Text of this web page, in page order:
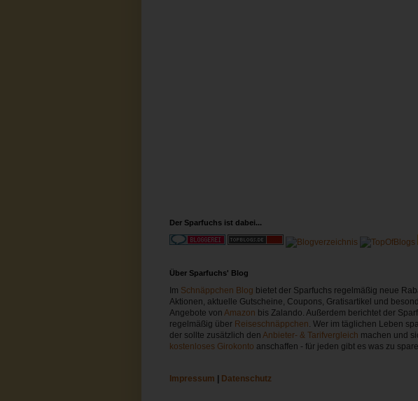
Der Sparfuchs ist dabei...
Über Sparfuchs' Blog
Im Schnäppchen Blog bietet der Sparfuchs regelmäßig neue
Aktionen, aktuelle Gutscheine, Coupons, Gratisartikel und
Angebote von Amazon bis Zalando. Außerdem berichtet der
regelmäßig über Reiseschnäppchen. Wer im täglichen Leben
der sollte zusätzlich den Anbieter- & Tarifvergleich machen und
kostenloses Girokonto anschaffen - für jeden gibt es was zu
Impressum Datenschutz